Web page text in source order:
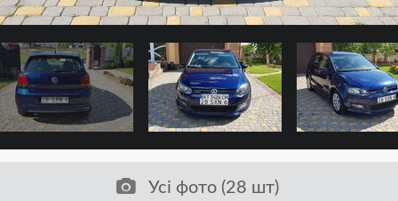
Усі фото (28 шт)